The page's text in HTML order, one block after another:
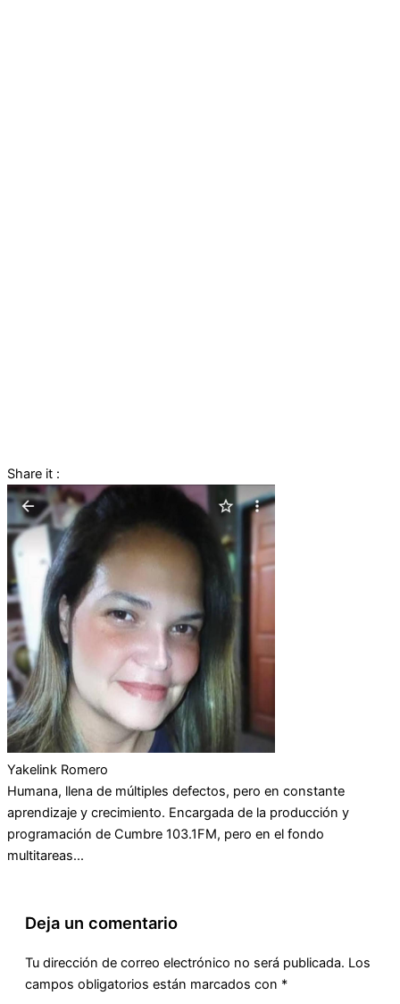
Share it :
Yakelink Romero
Humana, llena de múltiples defectos, pero en constante
aprendizaje y crecimiento. Encargada de la producción y
programación de Cumbre 103.1FM, pero en el fondo
multitareas...
Deja un comentario
Tu dirección de correo electrónico no será publicada. Los
campos obligatorios están marcados con *